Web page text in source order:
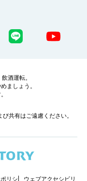
酒運転。
ましょう。
共有はご遠慮ください。
リシ ウェブアクセシビリ